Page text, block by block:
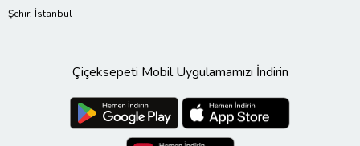
Şehir: İstanbul
Çiçeksepeti Mobil Uygulamamızı İndirin